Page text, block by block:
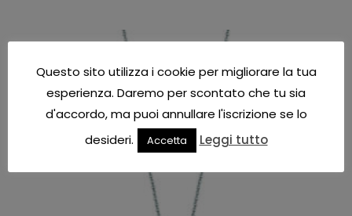
Questo sito utilizza i cookie per migliorare la tua
esperienza. Daremo per scontato che tu sia
d'accordo, ma puoi annullare l'iscrizione se lo
desideri.
Accetta Leggi tutto